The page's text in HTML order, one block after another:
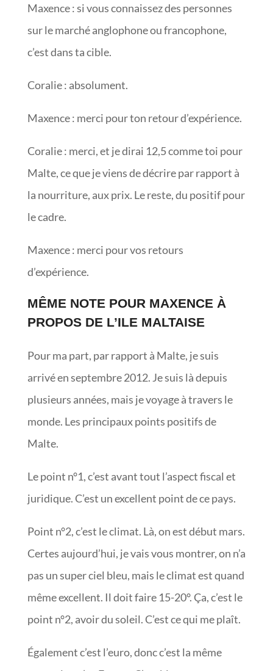
Maxence : si vous connaissez des personnes
sur le marché anglophone ou francophone,
c’est dans ta cible.
Coralie : absolument.
Maxence : merci pour ton retour d’expérience.
Coralie : merci, et je dirai 12,5 comme toi pour
Malte, ce que je viens de décrire par rapport à
la nourriture, aux prix. Le reste, du positif pour
le cadre.
Maxence : merci pour vos retours
d’expérience.
MÊME NOTE POUR MAXENCE À
PROPOS DE L’ILE MALTAISE
Pour ma part, par rapport à Malte, je suis
arrivé en septembre 2012. Je suis là depuis
plusieurs années, mais je voyage à travers le
monde. Les principaux points positifs de
Malte.
Le point n°1, c’est avant tout l’aspect fiscal et
juridique. C’est un excellent point de ce pays.
Point n°2, c’est le climat. Là, on est début mars.
Certes aujourd’hui, je vais vous montrer, on n’a
pas un super ciel bleu, mais le climat est quand
même excellent. Il doit faire 15-20°. Ça, c’est le
point n°2, avoir du soleil. C’est ce qui me plaît.
Également c’est l’euro, donc c’est la même